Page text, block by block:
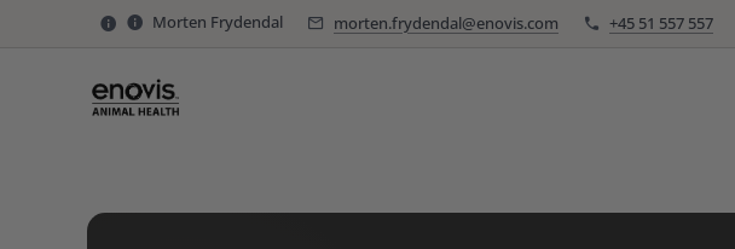
Morten Frydendal morten.frydendal@enovis.com +45 51 557 557
morten.frydendal@enovis.com 51 557 557